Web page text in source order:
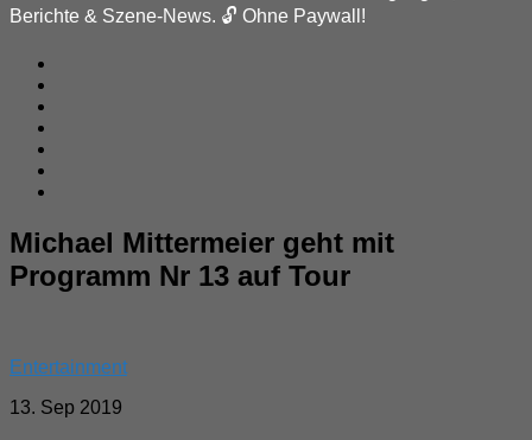
Berichte & Szene-News. 🔓 Ohne Paywall!
Michael Mittermeier geht mit
Programm Nr 13 auf Tour
Entertainment
13. Sep 2019